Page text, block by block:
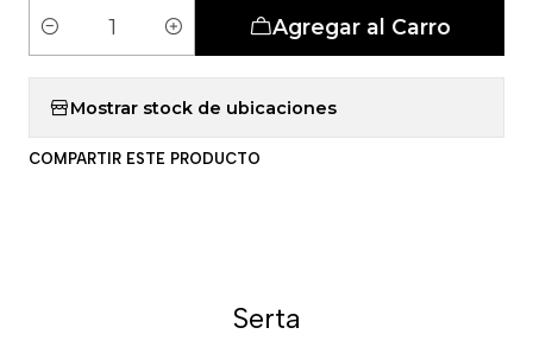
t
i
Agregar al Carro
Mostrar stock de ubicaciones
COMPARTIR ESTE PRODUCTO
Serta